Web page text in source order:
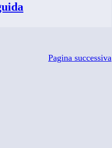
Pagina successiva